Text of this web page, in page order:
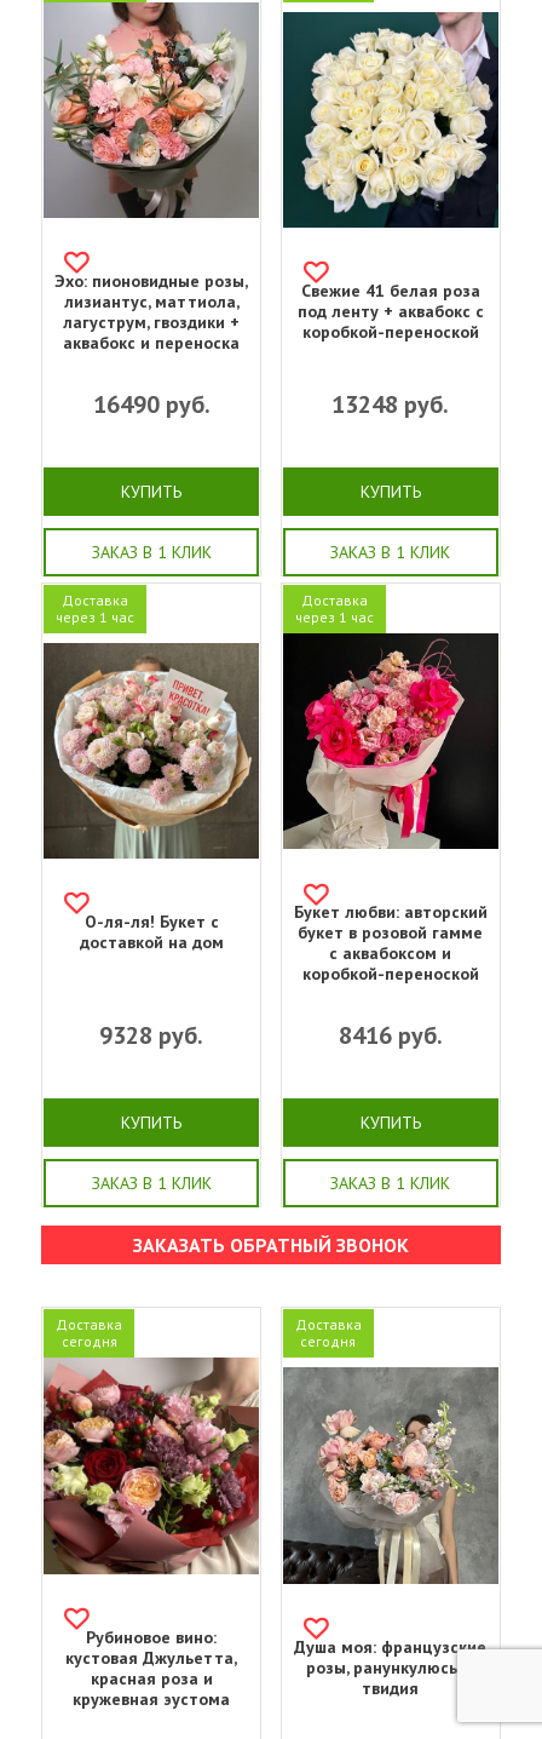
Эхо: пионовидные розы,
лизиантус, маттиола,
лагуструм, гвоздики +
аквабокс и переноска
16490руб.
КУПИТЬ
ЗАКАЗ В 1 КЛИК
Свежие 41 белая роза
под ленту + аквабокс с
коробкой-переноской
13248 руб.
КУПИТЬ
ЗАКАЗ В 1 КЛИК
Доставка
через 1 час
О-ля-ля! Букет с
доставкой на дом
9328 руб.
КУПИТЬ
ЗАКАЗ В 1 КЛИК
Доставка
через 1 час
Букет любви: авторский
букет в розовой гамме
с аквабоксом и
коробкой-переноской
8416руб.
КУПИТЬ
ЗАКАЗ В 1 КЛИК
ЗАКАЗАТЬ ОБРАТНЫЙ ЗВОНОК
Доставка
сегодня
Рубиновое вино:
кустовая Джульетта,
красная роза и
кружевная эустома
Доставка
сегодня
Душа моя: французские
розы, ранункулюсы и
твидия